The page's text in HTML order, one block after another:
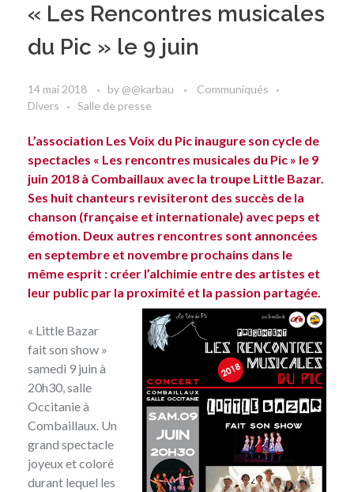
« Les Rencontres musicales
du Pic » le 9 juin
14 mai 2018 by @@karbau
Communiqués
Divers
Salle de presse
L’association Les Voix du Pic inaugure son cycle de
spectacles « Les rencontres musicales du Pic » le 9
juin 2018 à Combaillaux avec la troupe Little Bazar.
Ses huit chanteurs revisiteront des succès de la
chanson (française et internationale) avec peps et
émotion. Deux autres rencontres sont annoncées
en septembre et novembre prochains dans le
même esprit : créer l’alchimie entre des artistes et
leur public par la proximité et la passion partagée.
« Little Bazar
fait son show »
samedi 9 juin à
20h30, salle
Occitanie à
Combaillaux. Un
grand spectacle
joyeux et coloré
durant lequel les